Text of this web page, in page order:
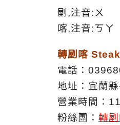
剭,注音:ㄨ
喀,注音:ㄎㄚ
轉剭喀
電話：
地址：宜蘭
營業時間：
粉絲團： 轉